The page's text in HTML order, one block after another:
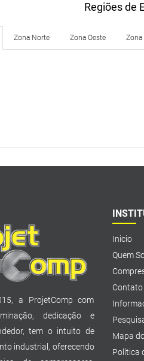
Regiões de
Zona Norte Zona Oeste Zona
a ProjetComp com
dedicação e
tem o intuito de
industrial, oferecendo
Inicio
Quem
Contato
Mapa
Política